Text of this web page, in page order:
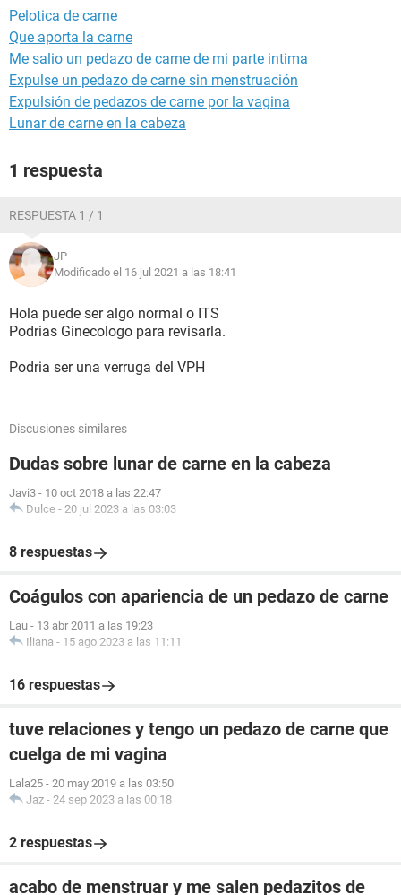
Pelotica de carne
Que aporta la carne
Me salio un pedazo de carne de mi parte intima
Expulse un pedazo de carne sin menstruación
Expulsión de pedazos de carne por la vagina
Lunar de carne en la cabeza
1 respuesta
RESPUESTA 1 / 1
JP
Modificado el 16 jul 2021 a las 18:41
Hola puede ser algo normal o ITS
Podrias Ginecologo para revisarla.
Podria ser una verruga del VPH
Discusiones similares
Dudas sobre lunar de carne en la cabeza
Javi3 - 10 oct 2018 a las 22:47
Dulce - 20 jul 2023 a las 03:03
8 respuestas
Coágulos con apariencia de un pedazo de carne
Lau - 13 abr 2011 a las 19:23
Iliana - 15 ago 2023 a las 11:11
16 respuestas
tuve relaciones y tengo un pedazo de carne que
cuelga de mi vagina
Lala25 - 20 may 2019 a las 03:50
Jaz - 24 sep 2023 a las 00:18
2 respuestas
acabo de menstruar y me salen pedazitos de